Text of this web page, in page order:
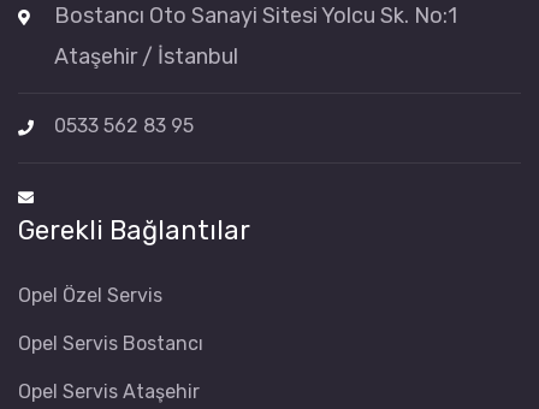
Bostancı Oto Sanayi Sitesi Yolcu Sk. No:1
Ataşehir / İstanbul
0533 562 83 95
Gerekli Bağlantılar
Opel Özel Servis
Opel Servis Bostancı
Opel Servis Ataşehir